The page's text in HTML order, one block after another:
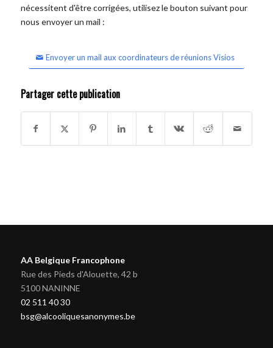
nécessitent d'être corrigées, utilisez le bouton suivant pour
nous envoyer un mail :
Envoyer un mail aux coordinateurs de réunions Visios
Partager cette publication
AA Belgique Francophone
Rue des Pieds d'Alouette, 42 b
5100 NANINNE
02 511 40 30
bsg@alcooliquesanonymes.be